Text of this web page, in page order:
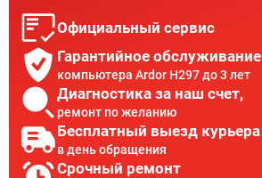
Официальный сервис
Гарантийное обслуживание
компьютера Ardor H297 до 3 лет
Диагностика за наш счет,
ремонт по желанию
Бесплатный выезд курьера
в день обращения
Срочный ремонт